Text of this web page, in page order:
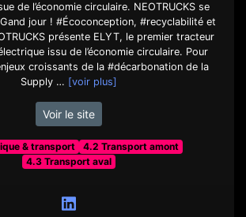
de l’économie circulaire. NEOTRUCKS se
jour ! #Écoconception, #recyclabilité et
présente ELYT, le premier tracteur
issu de l’économie circulaire. Pour
croissants de la #décarbonation de la
Supply … [voir plus]
Voir le site
& transport
4.2 Transport amont
4.3 Transport aval